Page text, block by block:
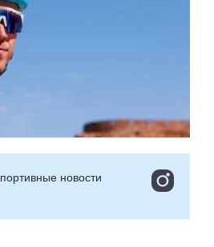
новости